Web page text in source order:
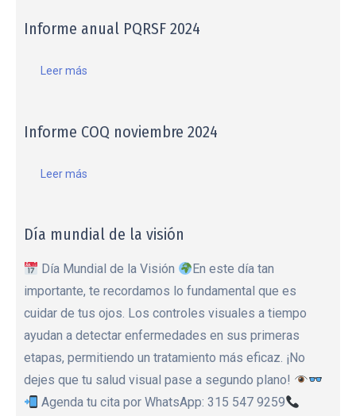
Informe anual PQRSF 2024
Leer más
Informe COQ noviembre 2024
Leer más
Día mundial de la visión
Día Mundial de la Visión
En este día tan
importante, te recordamos lo fundamental que es
cuidar de tus ojos. Los controles visuales a tiempo
ayudan a detectar enfermedades en sus primeras
etapas, permitiendo un tratamiento más eficaz. ¡No
dejes que tu salud visual pase a segundo plano!
Agenda tu cita por WhatsApp: 315 547 9259